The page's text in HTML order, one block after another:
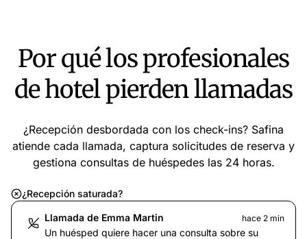
Por qué los profesionales
de hotel pierden llamadas
¿Recepción desbordada con los check-ins? Safina
atiende cada llamada, captura solicitudes de reserva y
gestiona consultas de huéspedes las 24 horas.
¿Recepción saturada?
Llamada de Emma Martin hace 2 min
Un huésped quiere hacer una consulta sobre su